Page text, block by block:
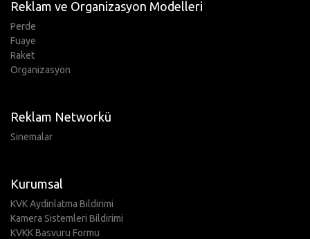
Reklam ve Organizasyon Modelleri
Perde
Fuaye
Raket
Organizasyon
Reklam Networkü
Sinemalar
Kurumsal
KVK Aydinlatma Bildirimi
Kamera Sistemleri Bildirimi
KVKK Basvuru Formu